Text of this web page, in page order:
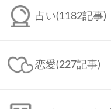
占い(1182記事)
恋愛(227記事)